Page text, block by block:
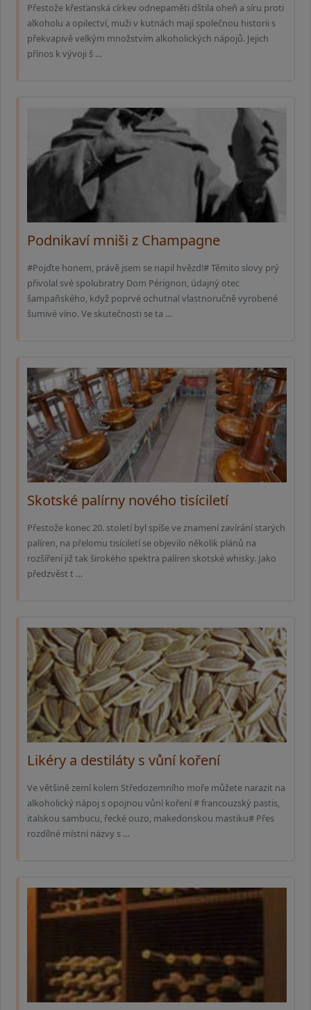
Přestože křesťanská církev odnepaměti dštila oheň a síru proti
alkoholu a opilectví, muži v kutnách mají společnou historii s
překvapivě velkým množstvím alkoholických nápojů. Jejich
přínos k vývoji š …
Podnikaví mniši z Champagne
#Pojďte honem, právě jsem se napil hvězd!# Těmito slovy prý
přivolal své spolubratry Dom Pérignon, údajný otec
šampaňského, když poprvé ochutnal vlastnoručně vyrobené
šumivé víno. Ve skutečnosti se ta …
Skotské palírny nového tisíciletí
Přestože konec 20. století byl spíše ve znamení zavírání starých
palíren, na přelomu tisíciletí se objevilo několik plánů na
rozšíření již tak širokého spektra palíren skotské whisky. Jako
předzvěst t …
Likéry a destiláty s vůní koření
Ve většině zemí kolem Středozemního moře můžete narazit na
alkoholický nápoj s opojnou vůní koření # francouzský pastis,
italskou sambucu, řecké ouzo, makedonskou mastiku# Přes
rozdílné místní názvy s …